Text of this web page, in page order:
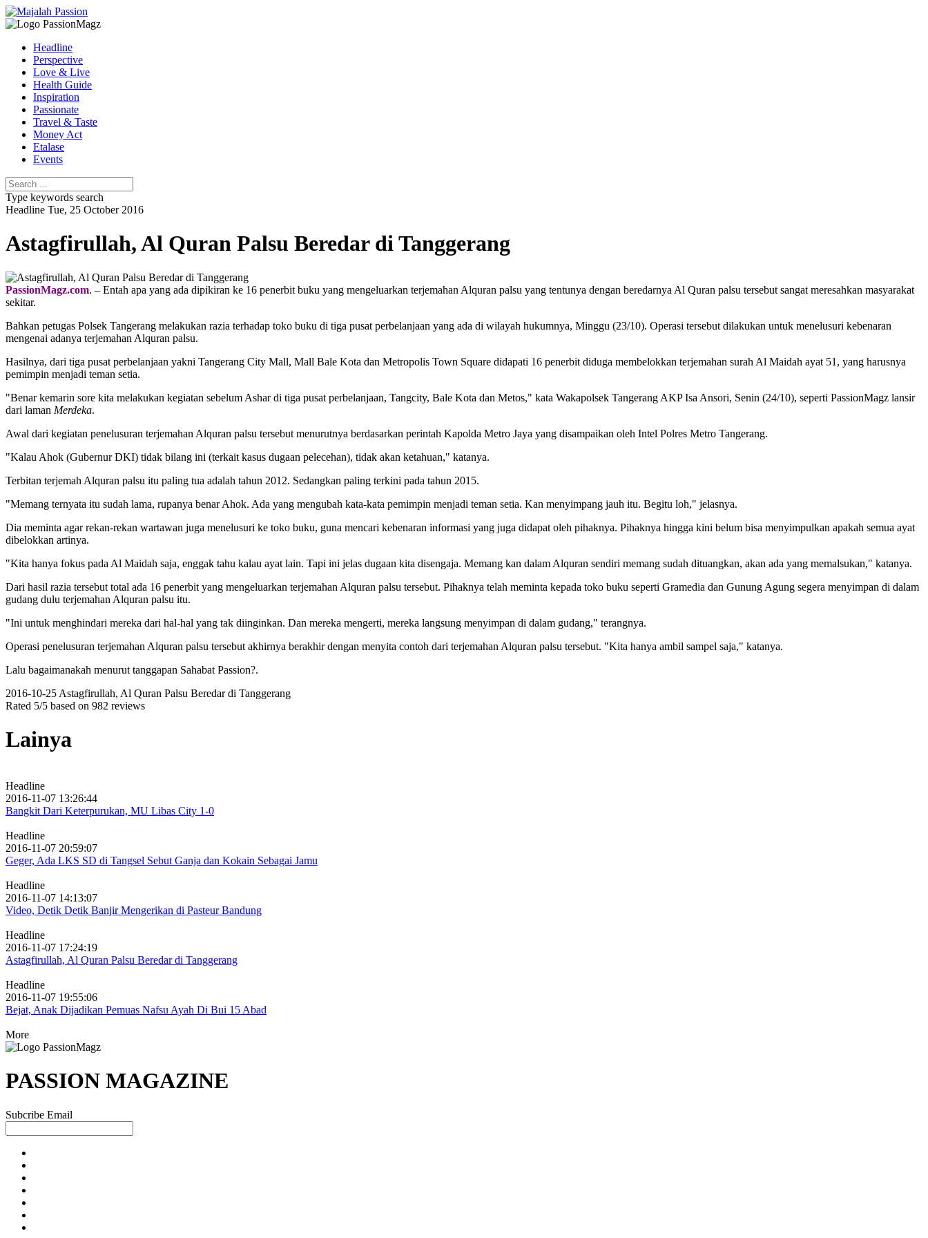
Headline
Perspective
Love & Live
Health Guide
Inspiration
Passionate
Travel & Taste
Money Act
Etalase
Events
Type keywords search
Headline Tue, 25 October 2016
Astagfirullah, Al Quran Palsu Beredar di Tanggerang
PassionMagz.com. – Entah apa yang ada dipikiran ke 16 penerbit buku yang mengeluarkan terjemahan Alquran palsu yang tentunya dengan beredarnya Al Quran palsu tersebut sangat meresahkan masyarakat
sekitar.
Bahkan petugas Polsek Tangerang melakukan razia terhadap toko buku di tiga pusat perbelanjaan yang ada di wilayah hukumnya, Minggu (23/10). Operasi tersebut dilakukan untuk menelusuri kebenaran
mengenai adanya terjemahan Alquran palsu.
Hasilnya, dari tiga pusat perbelanjaan yakni Tangerang City Mall, Mall Bale Kota dan Metropolis Town Square didapati 16 penerbit diduga membelokkan terjemahan surah Al Maidah ayat 51, yang harusnya
pemimpin menjadi teman setia.
"Benar kemarin sore kita melakukan kegiatan sebelum Ashar di tiga pusat perbelanjaan, Tangcity, Bale Kota dan Metos," kata Wakapolsek Tangerang AKP Isa Ansori, Senin (24/10), seperti PassionMagz lansir
dari laman Merdeka.
Awal dari kegiatan penelusuran terjemahan Alquran palsu tersebut menurutnya berdasarkan perintah Kapolda Metro Jaya yang disampaikan oleh Intel Polres Metro Tangerang.
"Kalau Ahok (Gubernur DKI) tidak bilang ini (terkait kasus dugaan pelecehan), tidak akan ketahuan," katanya.
Terbitan terjemah Alquran palsu itu paling tua adalah tahun 2012. Sedangkan paling terkini pada tahun 2015.
"Memang ternyata itu sudah lama, rupanya benar Ahok. Ada yang mengubah kata-kata pemimpin menjadi teman setia. Kan menyimpang jauh itu. Begitu loh," jelasnya.
Dia meminta agar rekan-rekan wartawan juga menelusuri ke toko buku, guna mencari kebenaran informasi yang juga didapat oleh pihaknya. Pihaknya hingga kini belum bisa menyimpulkan apakah semua ayat
dibelokkan artinya.
"Kita hanya fokus pada Al Maidah saja, enggak tahu kalau ayat lain. Tapi ini jelas dugaan kita disengaja. Memang kan dalam Alquran sendiri memang sudah dituangkan, akan ada yang memalsukan," katanya.
Dari hasil razia tersebut total ada 16 penerbit yang mengeluarkan terjemahan Alquran palsu tersebut. Pihaknya telah meminta kepada toko buku seperti Gramedia dan Gunung Agung segera menyimpan di dalam
gudang dulu terjemahan Alquran palsu itu.
"Ini untuk menghindari mereka dari hal-hal yang tak diinginkan. Dan mereka mengerti, mereka langsung menyimpan di dalam gudang," terangnya.
Operasi penelusuran terjemahan Alquran palsu tersebut akhirnya berakhir dengan menyita contoh dari terjemahan Alquran palsu tersebut. "Kita hanya ambil sampel saja," katanya.
Lalu bagaimanakah menurut tanggapan Sahabat Passion?.
2016-10-25 Astagfirullah, Al Quran Palsu Beredar di Tanggerang
Rated 5/5 based on 982 reviews
Lainya
Headline
2016-11-07 13:26:44
Bangkit Dari Keterpurukan, MU Libas City 1-0
Headline
2016-11-07 20:59:07
Geger, Ada LKS SD di Tangsel Sebut Ganja dan Kokain Sebagai Jamu
Headline
2016-11-07 14:13:07
Video, Detik Detik Banjir Mengerikan di Pasteur Bandung
Headline
2016-11-07 17:24:19
Astagfirullah, Al Quran Palsu Beredar di Tanggerang
Headline
2016-11-07 19:55:06
Bejat, Anak Dijadikan Pemuas Nafsu Ayah Di Bui 15 Abad
More
PASSION MAGAZINE
Subcribe Email